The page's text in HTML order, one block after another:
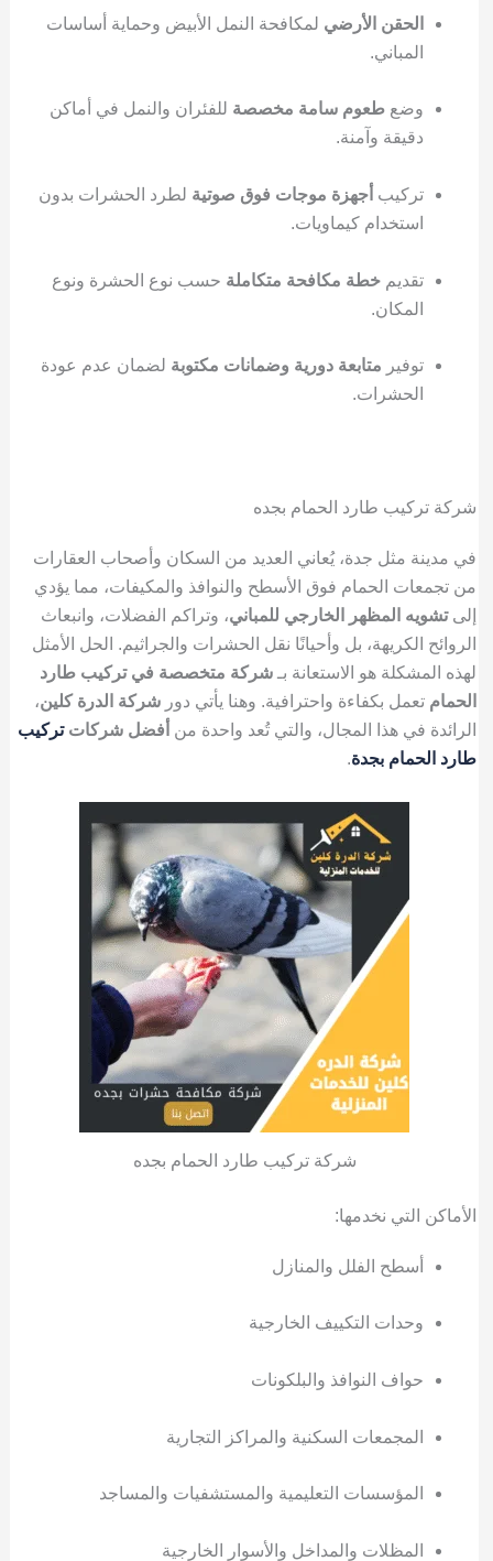
الحقن الأرضي لمكافحة النمل الأبيض وحماية أساسات
المباني.
وضع طعوم سامة مخصصة للفئران والنمل في أماكن
دقيقة وآمنة.
تركيب أجهزة موجات فوق صوتية لطرد الحشرات بدون
استخدام كيماويات.
تقديم خطة مكافحة متكاملة حسب نوع الحشرة ونوع
المكان.
توفير متابعة دورية وضمانات مكتوبة لضمان عدم عودة
الحشرات.
شركة تركيب طارد الحمام بجده
في مدينة مثل جدة، يُعاني العديد من السكان وأصحاب العقارات
من تجمعات الحمام فوق الأسطح والنوافذ والمكيفات، مما يؤدي
إلىتشويه المظهر الخارجي للمباني، وتراكم الفضلات، وانبعاث
الروائح الكريهة، بل وأحيانًا نقل الحشرات والجراثيم. الحل الأمثل
لهذه المشكلة هو الاستعانة بـ شركة متخصصة في تركيب طارد
الحمام تعمل بكفاءة واحترافية. وهنا يأتي دور شركة الدرة كلين،
الرائدة في هذا المجال، والتي تُعد واحدة من أفضل شركاتتركيب
طارد الحمام بجدة.
شركة تركيب طارد الحمام بجده
الأماكن التي نخدمها:
أسطح الفلل والمنازل
وحدات التكييف الخارجية
حواف النوافذ والبلكونات
المجمعات السكنية والمراكز التجارية
المؤسسات التعليمية والمستشفيات والمساجد
المظلات والمداخل والأسوار الخارجية